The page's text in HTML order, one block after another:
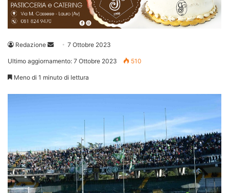
Redazione
Invia 7 Ottobre 2023
Ultimo aggiornamento: 7 Ottobre 2023 510
Meno di 1 minuto di lettura